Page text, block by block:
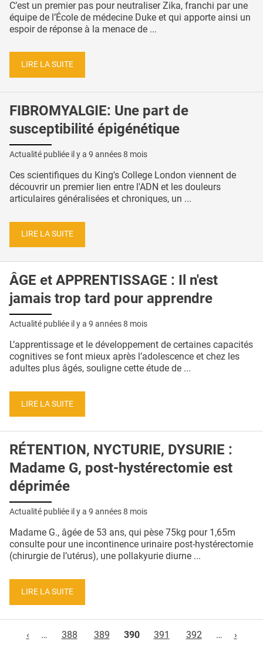
C’est un premier pas pour neutraliser Zika, franchi par une
équipe de l’École de médecine Duke et qui apporte ainsi un
espoir de réponse à la menace de ...
LIRE LA SUITE
FIBROMYALGIE: Une part de
susceptibilité épigénétique
Actualité publiée il y a 9 années 8 mois
Ces scientifiques du King's College London viennent de
découvrir un premier lien entre l'ADN et les douleurs
articulaires généralisées et chroniques, un ...
LIRE LA SUITE
ÂGE et APPRENTISSAGE : Il n'est
jamais trop tard pour apprendre
Actualité publiée il y a 9 années 8 mois
L’apprentissage et le développement de certaines capacités
cognitives se font mieux après l’adolescence et chez les
adultes plus âgés, souligne cette étude de ...
LIRE LA SUITE
RÉTENTION, NYCTURIE, DYSURIE :
Madame G, post-hystérectomie est
déprimée
Actualité publiée il y a 9 années 8 mois
Madame G., âgée de 53 ans, qui pèse 75kg pour 1,65m
consulte pour une incontinence urinaire post-hystérectomie
(chirurgie de l’utérus), une pollakyurie diurne ...
LIRE LA SUITE
‹
… 388 389 390 391 392 … ›